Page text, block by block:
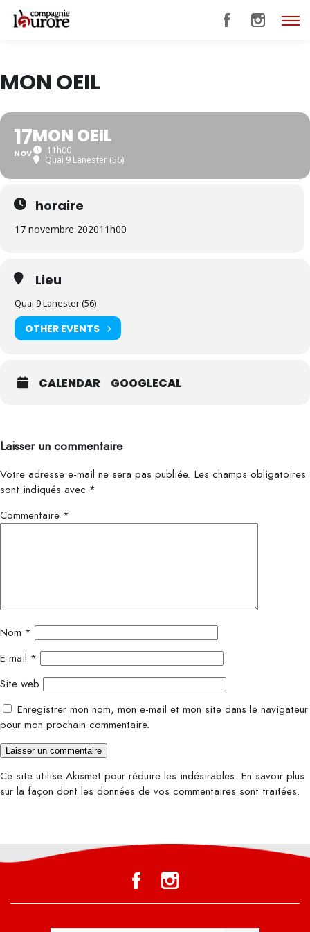
MON OEIL
17
NOV
MON OEIL
11h00
Quai 9 Lanester (56)
horaire
17 novembre 202011h00
Lieu
Quai 9 Lanester (56)
OTHER EVENTS
CALENDAR GOOGLECAL
Laisser un commentaire
Votre adresse e-mail ne sera pas publiée. Les champs obligatoires
sont indiqués avec *
Commentaire *
Nom *
E-mail *
Site web
Enregistrer mon nom, mon e-mail et mon site dans le navigateur
pour mon prochain commentaire.
Ce site utilise Akismet pour réduire les indésirables. En savoir plus
sur la façon dont les données de vos commentaires sont traitées.